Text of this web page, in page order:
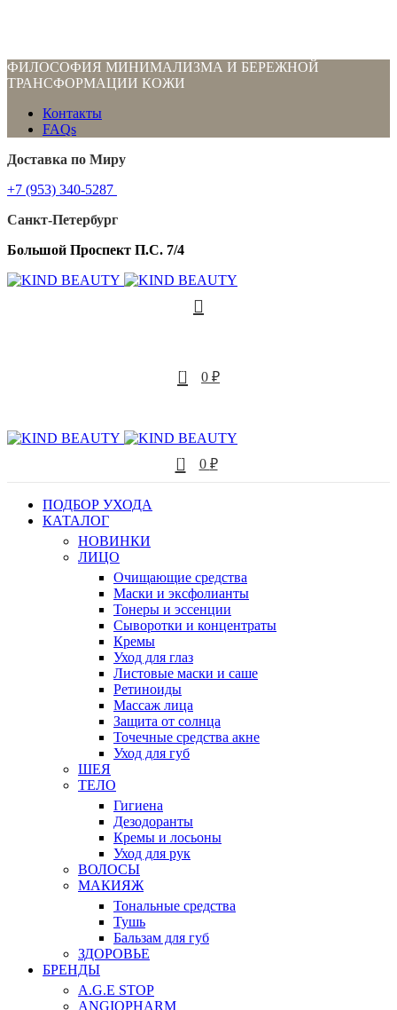
ФИЛОСОФИЯ МИНИМАЛИЗМА И БЕРЕЖНОЙ
ТРАНСФОРМАЦИИ КОЖИ
Контакты
FAQs
Доставка по Миру
+7 (953) 340-5287
Санкт-Петербург
Большой Проспект П.С. 7/4
0 0 ₽
0 0 ₽
ПОДБОР УХОДА
КАТАЛОГ
НОВИНКИ
ЛИЦО
Очищающие средства
Маски и эксфолианты
Тонеры и эссенции
Сыворотки и концентраты
Кремы
Уход для глаз
Листовые маски и саше
Ретиноиды
Массаж лица
Защита от солнца
Точечные средства акне
Уход для губ
ШЕЯ
ТЕЛО
Гигиена
Дезодоранты
Кремы и лосьоны
Уход для рук
ВОЛОСЫ
МАКИЯЖ
Тональные средства
Тушь
Бальзам для губ
ЗДОРОВЬЕ
БРЕНДЫ
A.G.E STOP
ANGIOPHARM